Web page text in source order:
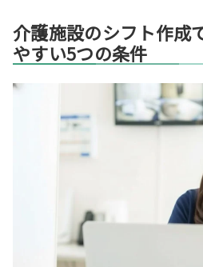
介護施設のシフト作成
やすい5つの条件